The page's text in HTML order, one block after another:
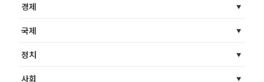
경제
국제
정치
사회